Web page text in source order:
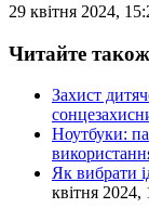
29 квітня 2024,
Читайте
Захист
Ноутбуки:
Як вибрати
квітня 2024,